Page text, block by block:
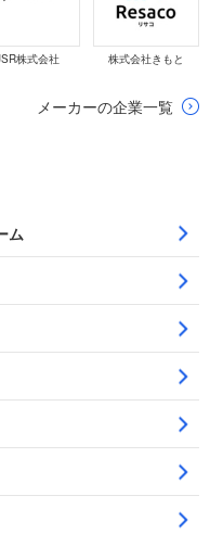
株式会社 株式会社きもと
メーカーの企業一覧
ム